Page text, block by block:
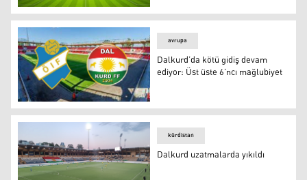
Dalkurd kritik maçta farklı yenildi
Dalkurd
avrupa
Dalkurd’da kötü gidiş devam
ediyor: Üst üste 6’ncı mağlubiyet
kürdistan
Dalkurd uzatmalarda yıkıldı